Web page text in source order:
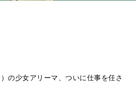
の少女アリーマ、ついに仕事を任さ